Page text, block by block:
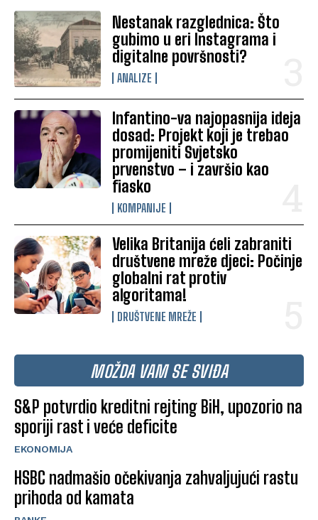
Nestanak razglednica: Što
gubimo u eri Instagrama i
digitalne površnosti?
ANALIZE
Infantino-va najopasnija ideja
dosad: Projekt koji je trebao
promijeniti Svjetsko
prvenstvo – i završio kao
fiasko
KOMPANIJE
Velika Britanija ćeli zabraniti
društvene mreže djeci: Počinje
globalni rat protiv
algoritama!
DRUŠTVENE MREŽE
MOŽDA VAM SE SVIĐA
S&P potvrdio kreditni rejting BiH, upozorio na
sporiji rast i veće deficite
EKONOMIJA
HSBC nadmašio očekivanja zahvaljujući rastu
prihoda od kamata